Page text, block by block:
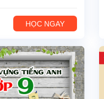
HỌC NGAY